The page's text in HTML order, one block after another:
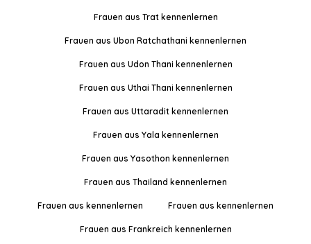
Frauen aus Trat kennenlernen
Frauen aus Ubon Ratchathani kennenlernen
Frauen aus Udon Thani kennenlernen
Frauen aus Uthai Thani kennenlernen
Frauen aus Uttaradit kennenlernen
Frauen aus Yala kennenlernen
Frauen aus Yasothon kennenlernen
Frauen aus Thailand kennenlernen
Frauen aus kennenlernen Frauen aus kennenlernen
Frauen aus Frankreich kennenlernen